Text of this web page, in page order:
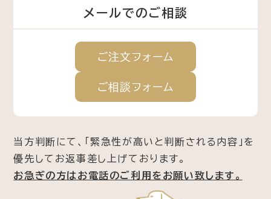
メールでのご相談
ご注文フォーム
ご相談フォーム
当方判断にて、「緊急性が高いと判断される内容」を
優先してお返事差し上げております。
お急ぎの方はお電話のご利用をお願い致します。